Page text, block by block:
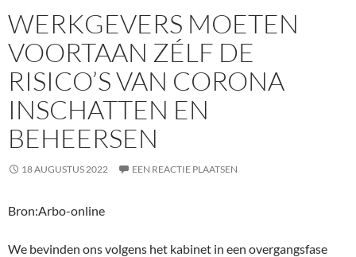
WERKGEVERS MOETEN
VOORTAAN ZÉLF DE
RISICO’S VAN CORONA
INSCHATTEN EN
BEHEERSEN
18 AUGUSTUS 2022 EEN REACTIE PLAATSEN
Bron:Arbo-online
We bevinden ons volgens het kabinet in een overgangsfase